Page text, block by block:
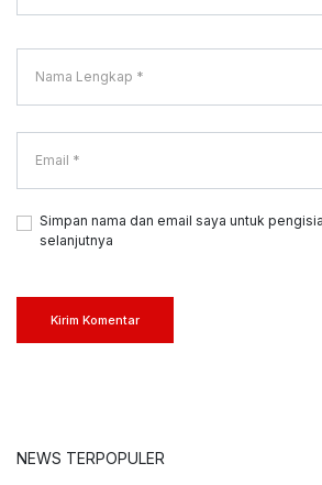
Simpan nama dan email saya untuk
selanjutnya
Kirim Komentar
NEWS TERPOPULER